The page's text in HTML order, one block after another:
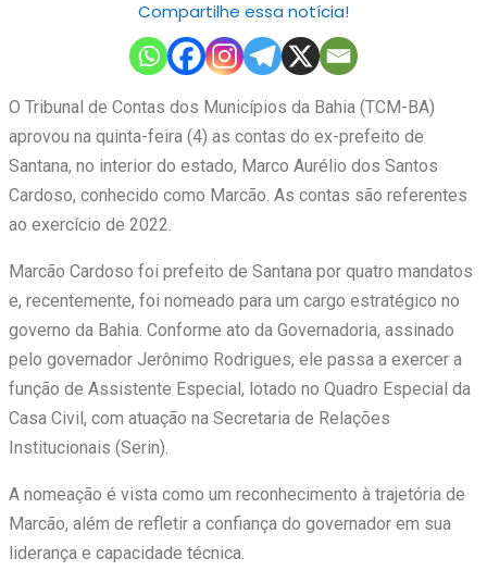
Compartilhe essa notícia!
O Tribunal de Contas dos Municípios da Bahia (TCM-BA)
aprovou na quinta-feira (4) as contas do ex-prefeito de
Santana, no interior do estado, Marco Aurélio dos Santos
Cardoso, conhecido como Marcão. As contas são referentes
ao exercício de 2022.
Marcão Cardoso foi prefeito de Santana por quatro mandatos
e, recentemente, foi nomeado para um cargo estratégico no
governo da Bahia. Conforme ato da Governadoria, assinado
pelo governador Jerônimo Rodrigues, ele passa a exercer a
função de Assistente Especial, lotado no Quadro Especial da
Casa Civil, com atuação na Secretaria de Relações
Institucionais (Serin).
A nomeação é vista como um reconhecimento à trajetória de
Marcão, além de refletir a confiança do governador em sua
liderança e capacidade técnica.